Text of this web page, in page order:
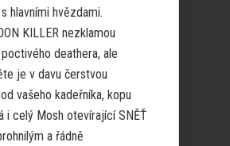
hlavními hvězdami.
KILLER nezklamou
deathera, ale
je v davu čerstvou
vašeho kadeřníka, kopu
i celý Mosh otevírající SNĚŤ
a řádně